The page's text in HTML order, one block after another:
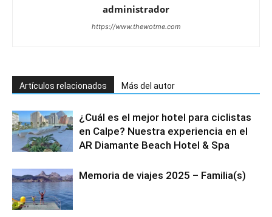
administrador
https://www.thewotme.com
Artículos relacionados Más del autor
¿Cuál es el mejor hotel para ciclistas
en Calpe? Nuestra experiencia en el
AR Diamante Beach Hotel & Spa
Memoria de viajes 2025 – Familia(s)